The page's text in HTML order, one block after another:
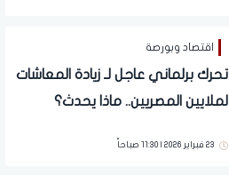
اقتصاد وبورصة
تحرك برلماني عاجل لـ زيادة المعاشات
لملايين المصريين.. ماذا يحدث؟
23 فبراير 2026 | 11:30 صباحاً